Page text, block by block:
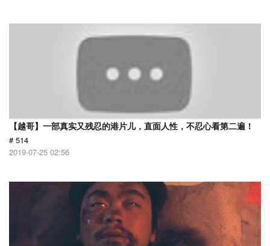
【越哥】一部真实又残忍的港片儿，直面人性，不忍心看第二遍！
# 514
2019-07-25 02:56